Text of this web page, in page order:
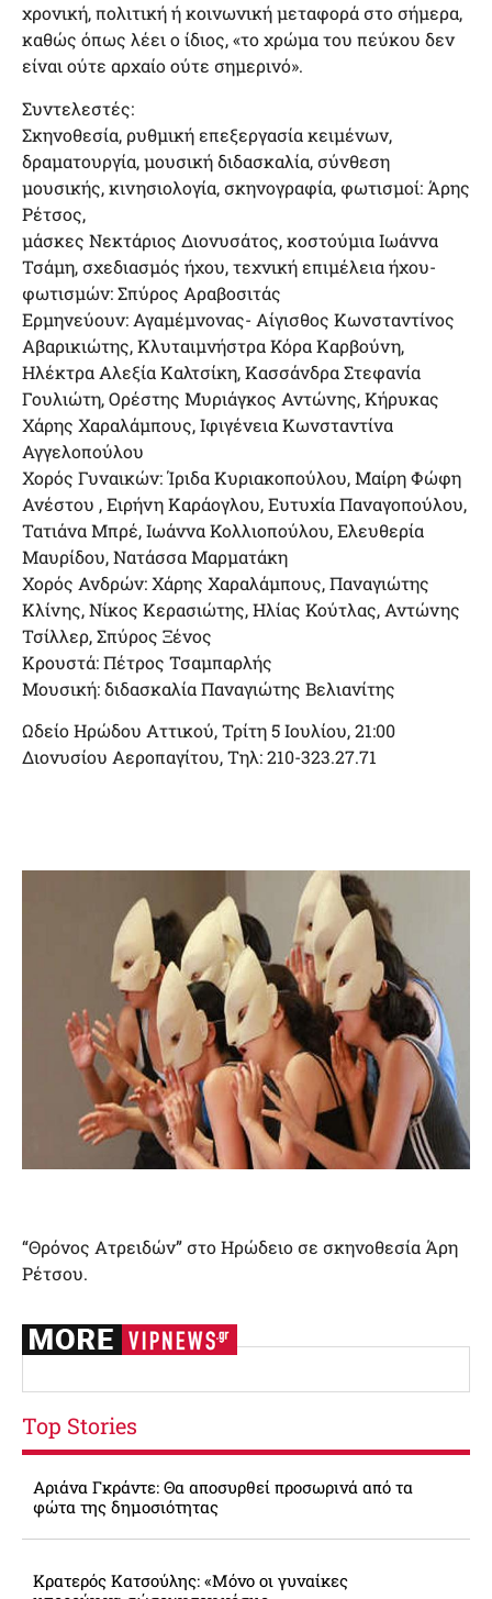
χρονική, πολιτική ή κοινωνική μεταφορά στο σήμερα,
καθώς όπως λέει ο ίδιος, «το χρώμα του πεύκου δεν
είναι ούτε αρχαίο ούτε σημερινό».
Συντελεστές:
Σκηνοθεσία, ρυθμική επεξεργασία κειμένων,
δραματουργία, μουσική διδασκαλία, σύνθεση
μουσικής, κινησιολογία, σκηνογραφία, φωτισμοί: Άρης
Ρέτσος,
μάσκες Νεκτάριος Διονυσάτος, κοστούμια Ιωάννα
Τσάμη, σχεδιασμός ήχου, τεχνική επιμέλεια ήχου-
φωτισμών: Σπύρος Αραβοσιτάς
Ερμηνεύουν: Αγαμέμνονας- Αίγισθος Κωνσταντίνος
Αβαρικιώτης, Κλυταιμνήστρα Κόρα Καρβούνη,
Ηλέκτρα Αλεξία Καλτσίκη, Κασσάνδρα Στεφανία
Γουλιώτη, Ορέστης Μυριάγκος Αντώνης, Κήρυκας
Χάρης Χαραλάμπους, Ιφιγένεια Κωνσταντίνα
Αγγελοπούλου
Χορός Γυναικών: Ίριδα Κυριακοπούλου, Μαίρη Φώφη
Ανέστου , Ειρήνη Καράογλου, Ευτυχία Παναγοπούλου,
Τατιάνα Μπρέ, Ιωάννα Κολλιοπούλου, Ελευθερία
Μαυρίδου, Νατάσσα Μαρματάκη
Χορός Ανδρών: Χάρης Χαραλάμπους, Παναγιώτης
Κλίνης, Νίκος Κερασιώτης, Ηλίας Κούτλας, Αντώνης
Τσίλλερ, Σπύρος Ξένος
Κρουστά: Πέτρος Τσαμπαρλής
Μουσική: διδασκαλία Παναγιώτης Βελιανίτης
Ωδείο Ηρώδου Αττικού, Τρίτη 5 Ιουλίου, 21:00
Διονυσίου Αεροπαγίτου, Τηλ: 210-323.27.71
“Θρόνος Ατρειδών” στο Ηρώδειο σε σκηνοθεσία Άρη
Ρέτσου.
Top Stories
Αριάνα Γκράντε: Θα αποσυρθεί προσωρινά από τα
φώτα της δημοσιότητας
Κρατερός Κατσούλης: «Μόνο οι γυναίκες